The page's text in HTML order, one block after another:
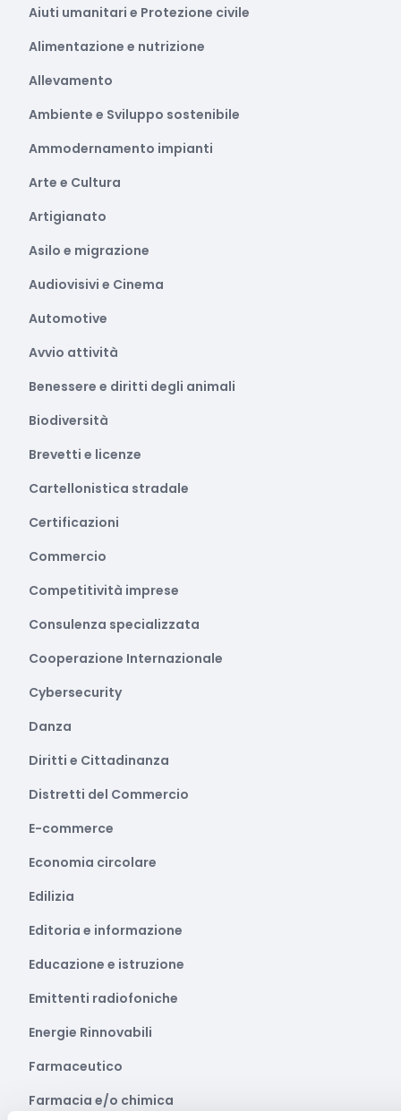
Aiuti umanitari e Protezione civile
Alimentazione e nutrizione
Allevamento
Ambiente e Sviluppo sostenibile
Ammodernamento impianti
Arte e Cultura
Artigianato
Asilo e migrazione
Audiovisivi e Cinema
Automotive
Avvio attività
Benessere e diritti degli animali
Biodiversità
Brevetti e licenze
Cartellonistica stradale
Certificazioni
Commercio
Competitività imprese
Consulenza specializzata
Cooperazione Internazionale
Cybersecurity
Danza
Diritti e Cittadinanza
Distretti del Commercio
E-commerce
Economia circolare
Edilizia
Editoria e informazione
Educazione e istruzione
Emittenti radiofoniche
Energie Rinnovabili
Farmaceutico
Farmacia e/o chimica